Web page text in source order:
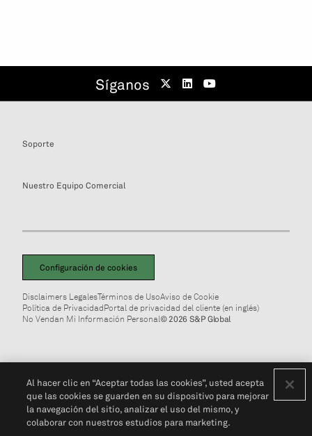
Síganos
Soporte
Nuestro Equipo Comercial
Configuración de cookies
Disclaimers LegalesTérminos de UsoAviso de Cookie
Política de PrivacidadPortal de privacidad del cliente (en inglés)
No Vendan Mi Información Personal© 2026 S&P Global
Al hacer clic en “Aceptar todas las cookies”, usted acepta
que las cookies se guarden en su dispositivo para mejorar
la navegación del sitio, analizar el uso del mismo, y
colaborar con nuestros estudios para marketing.